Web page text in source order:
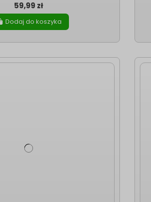
59,99 zł
Dodaj do koszyka